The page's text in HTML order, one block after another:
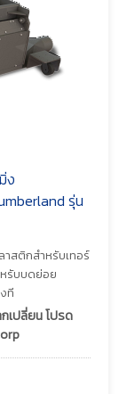
ง
รุ่น
สติกสำหรับเทอร์
รับบดย่อย
ที
เปลี่ยน โปรด